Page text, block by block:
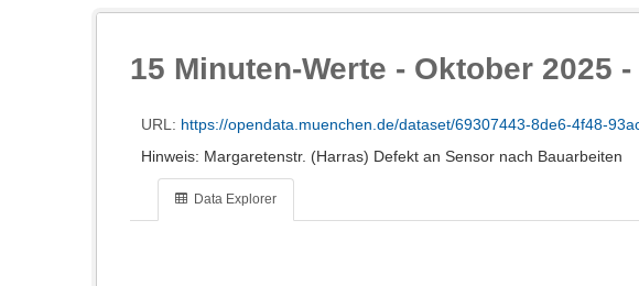
15 Minuten-Werte - Oktober 2025 -
URL: https://opendata.muenchen.de/dataset/69307443-8de6-4f48-
Hinweis: Margaretenstr. (Harras) Defekt an Sensor nach Bauarbeiten
Data Explorer